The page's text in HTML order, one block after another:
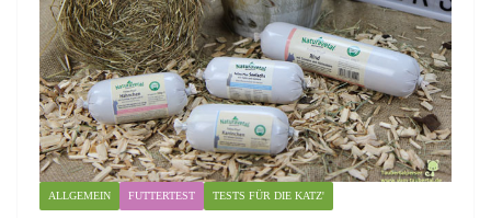
ALLGEMEIN FUTTERTEST TESTS FÜR DIE KATZ'